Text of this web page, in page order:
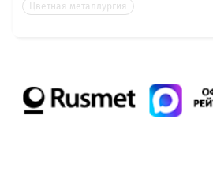
Цветная металлургия